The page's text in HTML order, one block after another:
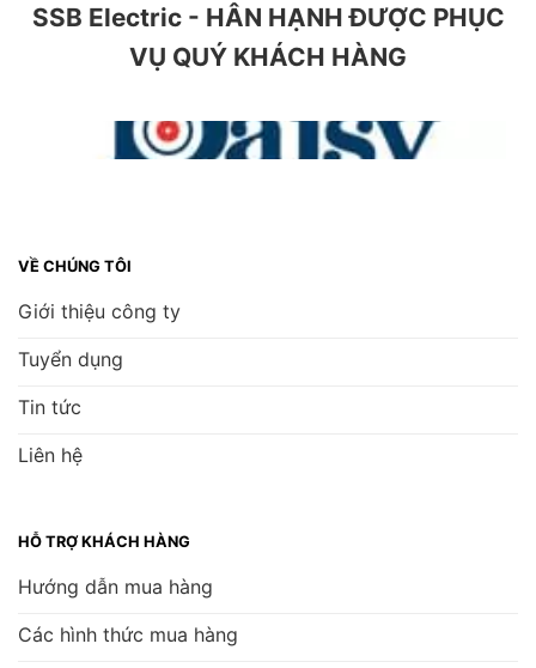
SSB Electric - HÂN HẠNH ĐƯỢC PHỤC
VỤ QUÝ KHÁCH HÀNG
VỀ CHÚNG TÔI
Giới thiệu công ty
Tuyển dụng
Tin tức
Liên hệ
HỖ TRỢ KHÁCH HÀNG
Hướng dẫn mua hàng
Các hình thức mua hàng